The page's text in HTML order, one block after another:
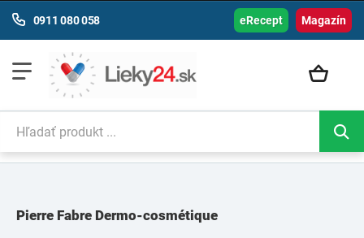
Magazín
0911 080 058 eRecept
Pierre Fabre Dermo-cosmétique